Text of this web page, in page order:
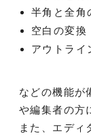
半角と全角
空白の変換
アウトライ
などの機能が
や編集者の方
また、エディ